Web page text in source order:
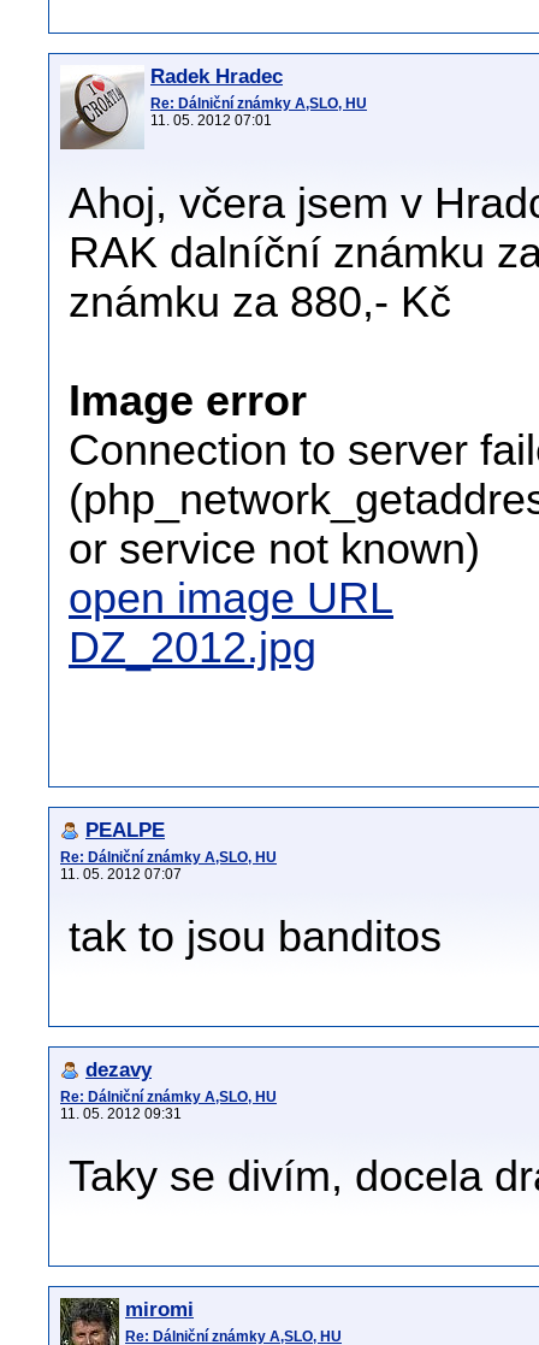
Radek Hradec
Re: Dálniční známky A,SLO, HU
11. 05. 2012 07:01
Ahoj, včera jsem v
RAK dalníční známku
známku za 880,- Kč
Image error
Connection to server
or service not known)
open image URL
DZ_2012.jpg
PEALPE
Re: Dálniční známky A,SLO, HU
11. 05. 2012 07:07
tak to jsou banditos
dezavy
Re: Dálniční známky A,SLO, HU
11. 05. 2012 09:31
Taky se divím, docela
miromi
Re: Dálniční známky A,SLO, HU